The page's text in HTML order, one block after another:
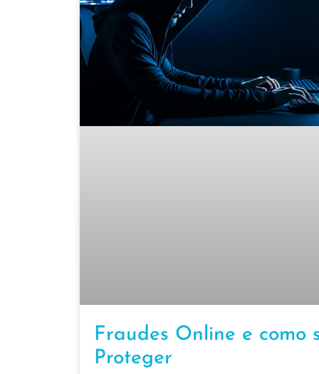
Fraudes Online e como
Proteger